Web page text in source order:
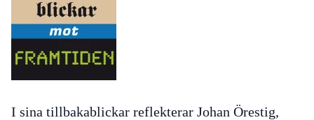
I sina tillbakablickar reflekterar Johan Örestig,